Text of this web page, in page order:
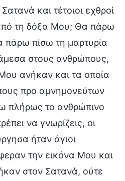
και τέτοιοι εχθροί
τη δόξα Μου; Θα πάρω
πίσω τη μαρτυρία
στους ανθρώπους,
ανήκαν και τα οποία
προ αμνημονεύτων
πλήρως το ανθρώπινο
να γνωρίζεις, οι
ήταν άγιοι
την εικόνα Μου και
στον Σατανά, ούτε